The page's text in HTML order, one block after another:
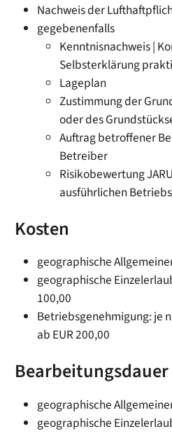
Nachweis der
gegebenenfalls
Kenntnisnachweis |
Selbsterklärung
Lageplan
Zustimmung der
oder des
Auftrag betroffener
Betreiber
Risikobewertung
ausführlichen
Kosten
geographische
geographische
100,00
Betriebsgenehmigung: je
ab EUR 200,00
Bearbeitungsdauer
geographische
geographische